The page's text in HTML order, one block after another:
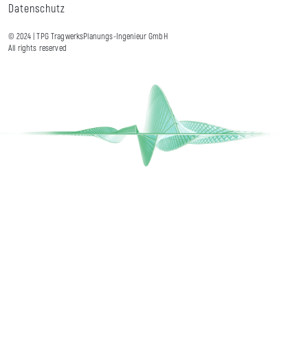
Datenschutz
© 2024 | TPG TragwerksPlanungs-Ingenieur GmbH
All rights reserved